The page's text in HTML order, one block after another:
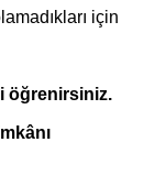
için
öğrenirsiniz.